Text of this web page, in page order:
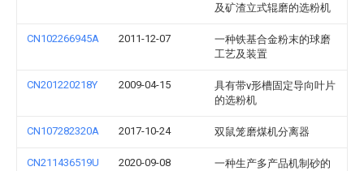
及矿渣立式辊磨的选粉机
CN102266945A 2011-12-07
一种铁基合金粉末的球磨
工艺及装置
CN201220218Y 2009-04-15
具有带v形槽固定导向叶片
的选粉机
CN107282320A 2017-10-24 双鼠笼磨煤机分离器
CN211436519U 2020-09-08
一种生产多产品机制砂的